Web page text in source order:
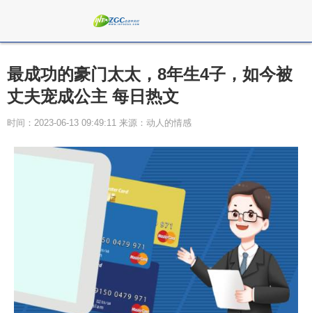
最成功的豪门太太，8年生4子，如今被
丈夫宠成公主 每日热文
时间：2023-06-13 09:49:11 来源：动人的情感